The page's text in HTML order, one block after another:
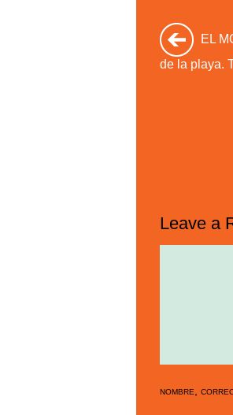
EL
de la playa.
Leave a
nombre,